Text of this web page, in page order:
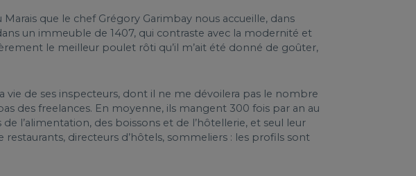
que le chef Grégory Garimbay nous accueille, dans
un immeuble de 1407, qui contraste avec la modernité et
le meilleur poulet rôti qu’il m’ait été donné de goûter,
vie de ses inspecteurs, dont il ne me dévoilera pas le nombre
des freelances. En moyenne, ils mangent 300 fois par an au
l’alimentation, des boissons et de l’hôtellerie, et seul leur
directeurs d’hôtels, sommeliers : les profils sont